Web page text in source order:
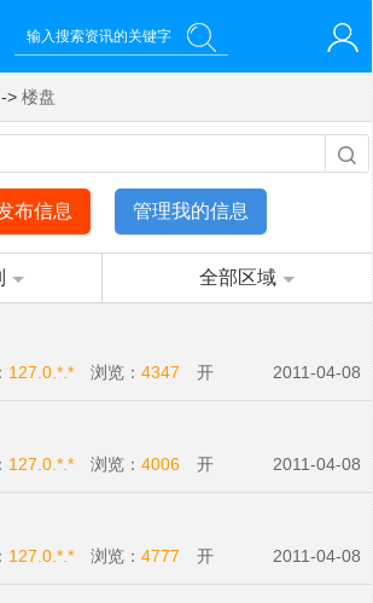
西站棒极网-济南西部新城社区新媒体综
合资讯门户网站
录 注册 微信快速登录
-> 楼盘
布信息 管理我的信息
全部区域
127.0.*.* 浏览： 4347 开
2011-04-08
127.0.*.* 浏览： 4006 开
2011-04-08
127.0.*.* 浏览： 4777 开
2011-04-08